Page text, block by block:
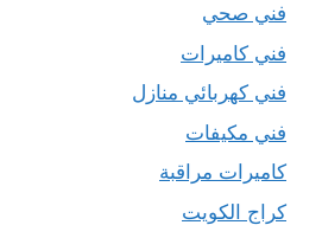
فني صحي
فني كاميرات
فني كهربائي منازل
فني مكيفات
كاميرات مراقبة
كراج الكويت